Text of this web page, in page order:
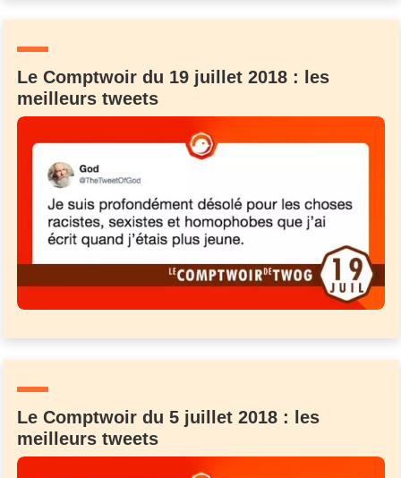
Le Comptwoir du 19 juillet 2018 : les
meilleurs tweets
Le Comptwoir du 5 juillet 2018 : les
meilleurs tweets
C'EST PARTI